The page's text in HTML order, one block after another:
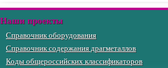
Наши проекты
Справочник оборудования
Справочник содержания драгметаллов
Коды общероссийских классификаторов